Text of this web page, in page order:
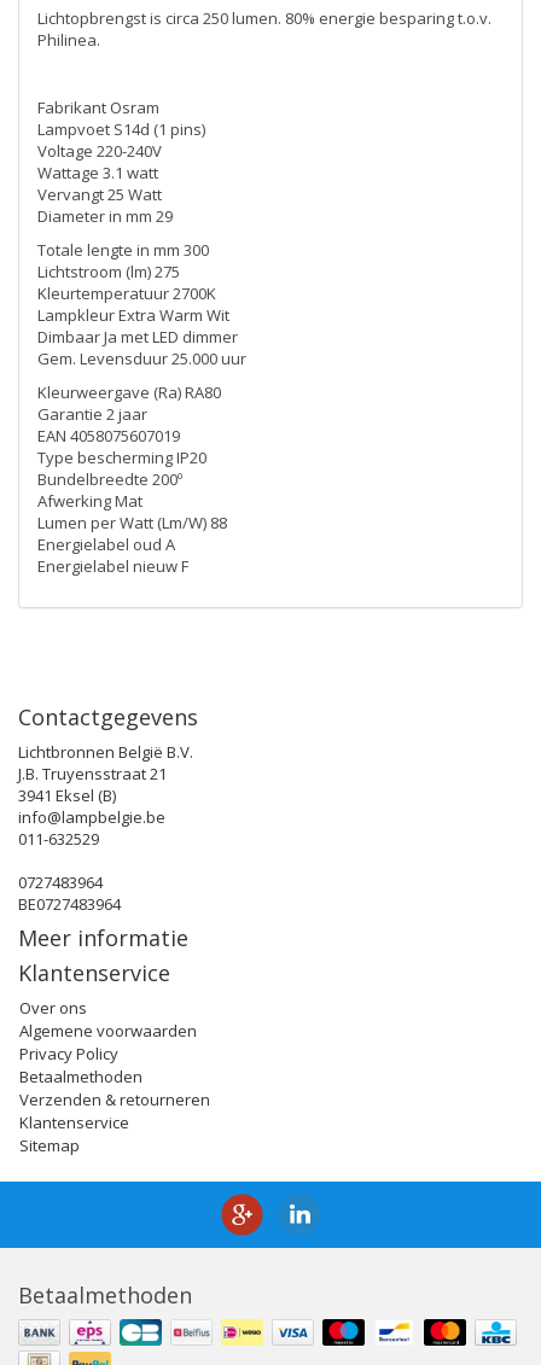
Lichtopbrengst is circa 250 lumen. 80% energie besparing t.o.v.
Philinea.
Fabrikant Osram
Lampvoet S14d (1 pins)
Voltage 220-240V
Wattage 3.1 watt
Vervangt 25 Watt
Diameter in mm 29
Totale lengte in mm 300
Lichtstroom (lm) 275
Kleurtemperatuur 2700K
Lampkleur Extra Warm Wit
Dimbaar Ja met LED dimmer
Gem. Levensduur 25.000 uur
Kleurweergave (Ra) RA80
Garantie 2 jaar
EAN 4058075607019
Type bescherming IP20
Bundelbreedte 200º
Afwerking Mat
Lumen per Watt (Lm/W) 88
Energielabel oud A
Energielabel nieuw F
Contactgegevens
Lichtbronnen België B.V.
J.B. Truyensstraat 21
3941 Eksel (B)
info@lampbelgie.be
011-632529
0727483964
BE0727483964
Meer informatie
Klantenservice
Over ons
Algemene voorwaarden
Privacy Policy
Betaalmethoden
Verzenden & retourneren
Klantenservice
Sitemap
Betaalmethoden